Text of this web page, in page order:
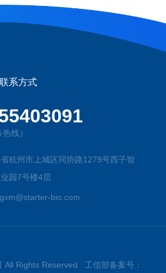
联系方式
线）
杭州市上城区同协路1279号西子智
园7号楼4层
bio.com
All Rights Reserved 工信部备案号：